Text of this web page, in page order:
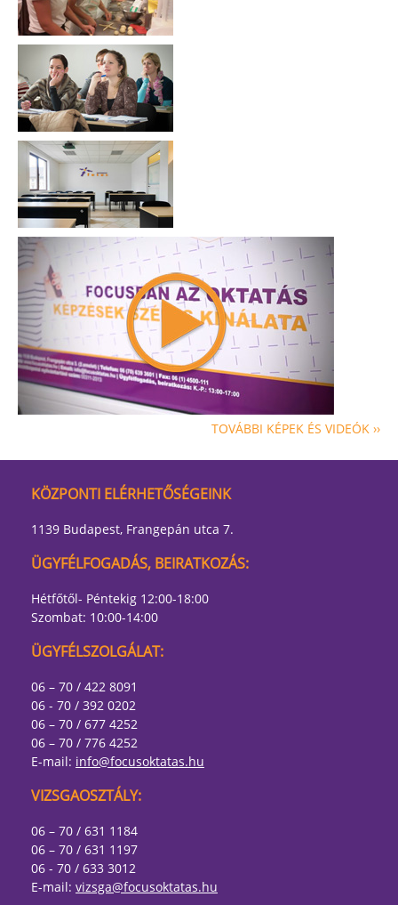
TOVÁBBI KÉPEK ÉS VIDEÓK ››
KÖZPONTI ELÉRHETŐSÉGEINK
1139 Budapest, Frangepán utca 7.
ÜGYFÉLFOGADÁS, BEIRATKOZÁS:
Hétfőtől- Péntekig 12:00-18:00
Szombat: 10:00-14:00
ÜGYFÉLSZOLGÁLAT:
06 – 70 / 422 8091
06 - 70 / 392 0202
06 – 70 / 677 4252
06 – 70 / 776 4252
E-mail: info@focusoktatas.hu
VIZSGAOSZTÁLY:
06 – 70 / 631 1184
06 – 70 / 631 1197
06 - 70 / 633 3012
E-mail: vizsga@focusoktatas.hu